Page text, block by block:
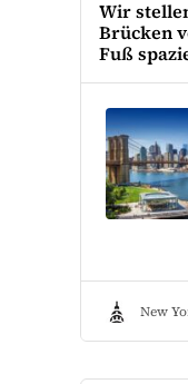
Wir
Brücken
Fuß
New